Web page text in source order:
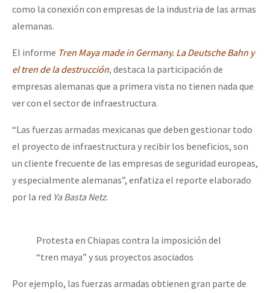
Mujeres
Niñxs
ETIQUETAS
MULTIMEDIA
Video
Otras secciones
“Sonhando a Terra do Bem Virá” se publica no Estado Espanhol
Se o México sabe, que o mundo saiba! Nossas lutas pela
[25 abr – CDMX] Tokín por el CNI: 30 años de Resistencia y
como la conexión con empresas de la industria de las armas
alemanas.
El informe Tren Maya made in Germany. La Deutsche Bahn y
el tren de la destrucción, destaca la participación de
empresas alemanas que a primera vista no tienen nada que
ver con el sector de infraestructura.
“Las fuerzas armadas mexicanas que deben gestionar todo
el proyecto de infraestructura y recibir los beneficios, son
un cliente frecuente de las empresas de seguridad europeas,
y especialmente alemanas”, enfatiza el reporte elaborado
por la red Ya Basta Netz.
Protesta en Chiapas contra la imposición del
“tren maya” y sus proyectos asociados
Por ejemplo, las fuerzas armadas obtienen gran parte de